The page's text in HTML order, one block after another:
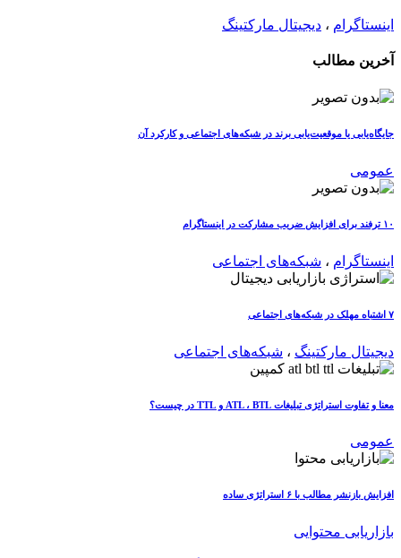
اینستاگرام ، دیجیتال مارکتینگ
آخرین مطالب
جایگاه‌یابی یا موقعیت‌یابی برند در شبکه‌های اجتماعی و کارکرد آن
عمومی
۱۰ ترفند برای افزایش ضریب مشارکت در اینستاگرام
اینستاگرام ، شبکه‌های اجتماعی
۷ اشتباه مهلک در شبکه‌های اجتماعی
دیجیتال مارکتینگ ، شبکه‌های اجتماعی
معنا و تفاوت استراتژی تبلیغات ATL ، BTL و TTL در چیست؟
عمومی
افزایش بازنشر مطالب با ۶ استراتژی ساده
بازاریابی محتوایی